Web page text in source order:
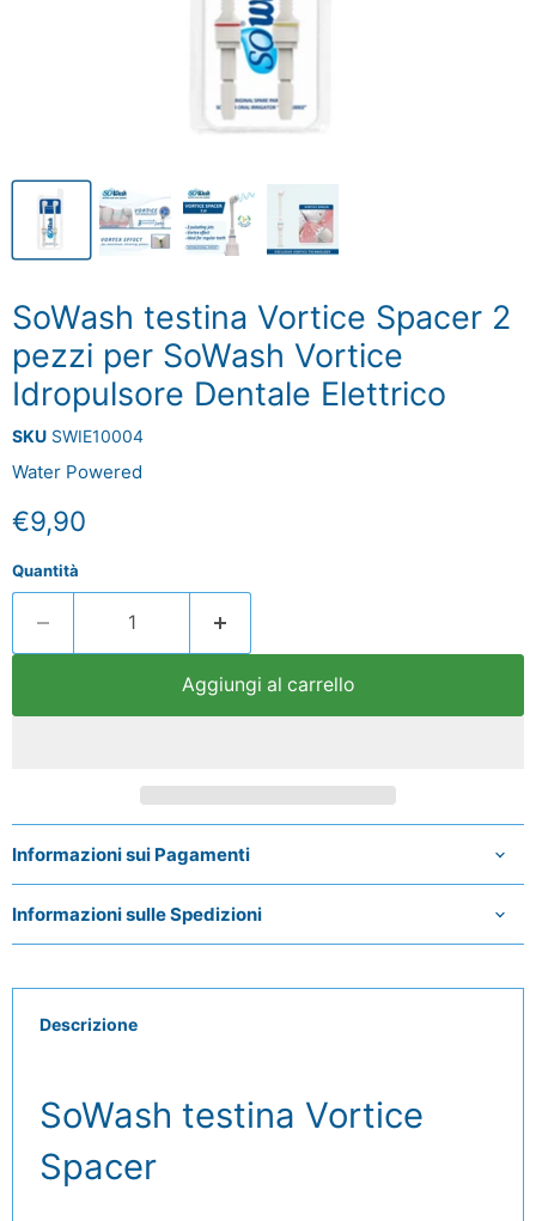
SoWash testina Vortice Spacer 2
pezzi per SoWash Vortice
Idropulsore Dentale Elettrico
SKU SWIE10004
Water Powered
Prezzo attuale
€9,90
Quantità
Aggiungi al carrello
Informazioni sui Pagamenti
Informazioni sulle Spedizioni
Descrizione
SoWash testina Vortice
Spacer